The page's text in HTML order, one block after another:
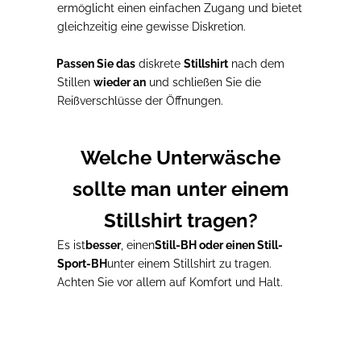
ermöglicht einen einfachen Zugang und bietet
gleichzeitig eine gewisse Diskretion.
Passen Sie das diskrete Stillshirt nach dem
Stillen wieder an und schließen Sie die
Reißverschlüsse der Öffnungen.
Welche Unterwäsche
sollte man unter einem
Stillshirt tragen?
Es istbesser, einenStill-BH oder einen Still-
Sport-BH
unter einem Stillshirt zu tragen.
Achten Sie vor allem auf Komfort und Halt.